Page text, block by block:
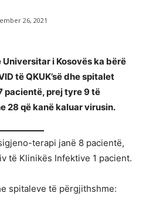
26, 2021
i Kosovës ka bërë
të QKUK’së dhe spitalet
pacientë, prej tyre 9 të
28 që kanë kaluar virusin.
terapi janë 8 pacientë,
të Klinikës Infektive 1 pacient.
spitaleve të përgjithshme: